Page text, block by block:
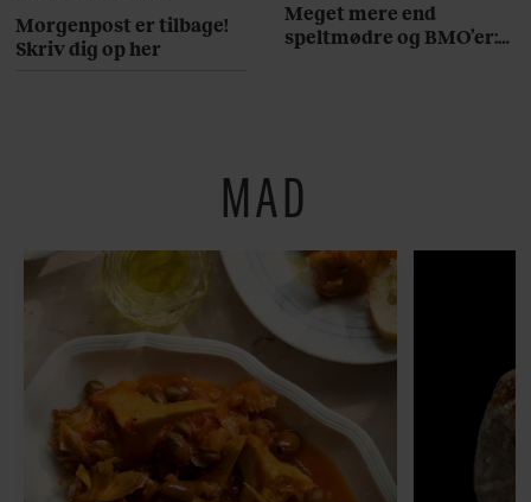
Morgenpost er tilbage!
Skriv dig op her
Meget mere end
speltmødre og BMO’er:
MAD